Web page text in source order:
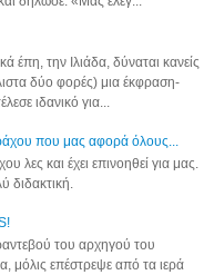
έπη, την Ιλιάδα, δύναται κανείς
δύο φορές) μια έκφραση-
ιδανικό για...
που μας αφορά όλους...
λες και έχει επινοηθεί για μας.
διδακτική.
του αρχηγού του
μόλις επέστρεψε από τα ιερά